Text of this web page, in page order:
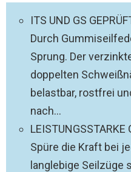
ITS UND GS
Durch
Sprung. Der
doppelten
belastbar, rostfrei
nach...
LEISTUNGSSTARKE
Spüre die Kraft bei
langlebige Seilzüge